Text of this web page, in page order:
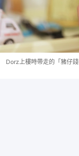
Dorz上樓時帶走的「豬仔